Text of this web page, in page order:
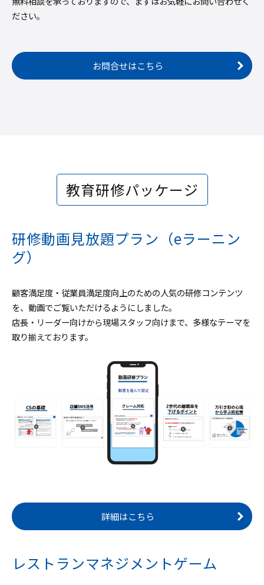
ださい。
お問合せはこちら
教育研修パッケージ
研修動画見放題プラン（eラーニン
グ）
顧客満足度・従業員満足度向上のための人気の研修コンテンツ
を、動画でご覧いただけるようにしました。
店長・リーダー向けから現場スタッフ向けまで、多様なテーマを
取り揃えております。
詳細はこちら
レストランマネジメントゲーム